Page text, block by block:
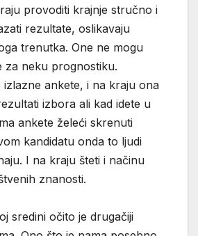
provoditi krajnje stručno i
rezultate, oslikavaju
trenutka. One ne mogu
za neku prognostiku.
izlazne ankete, i na kraju ona
izbora ali kad idete u
ankete želeći skrenuti
kandidatu onda to ljudi
I na kraju šteti i načinu
znanosti.
sredini očito je drugačiji